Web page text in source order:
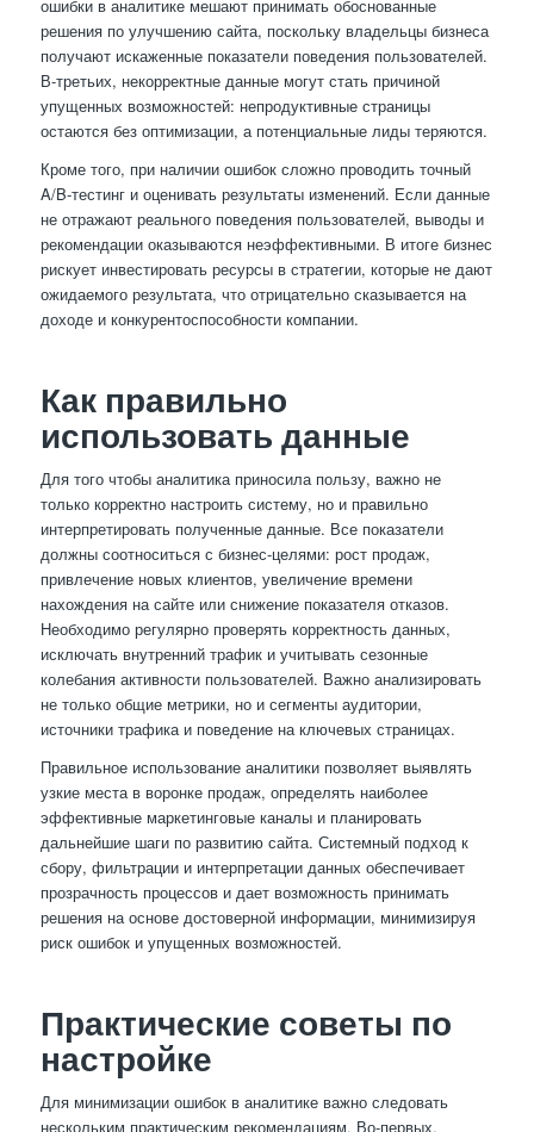
ошибки в аналитике мешают принимать обоснованные
решения по улучшению сайта, поскольку владельцы бизнеса
получают искаженные показатели поведения пользователей.
В-третьих, некорректные данные могут стать причиной
упущенных возможностей: непродуктивные страницы
остаются без оптимизации, а потенциальные лиды теряются.
Кроме того, при наличии ошибок сложно проводить точный
A/B-тестинг и оценивать результаты изменений. Если данные
не отражают реального поведения пользователей, выводы и
рекомендации оказываются неэффективными. В итоге бизнес
рискует инвестировать ресурсы в стратегии, которые не дают
ожидаемого результата, что отрицательно сказывается на
доходе и конкурентоспособности компании.
Как правильно
использовать данные
Для того чтобы аналитика приносила пользу, важно не
только корректно настроить систему, но и правильно
интерпретировать полученные данные. Все показатели
должны соотноситься с бизнес-целями: рост продаж,
привлечение новых клиентов, увеличение времени
нахождения на сайте или снижение показателя отказов.
Необходимо регулярно проверять корректность данных,
исключать внутренний трафик и учитывать сезонные
колебания активности пользователей. Важно анализировать
не только общие метрики, но и сегменты аудитории,
источники трафика и поведение на ключевых страницах.
Правильное использование аналитики позволяет выявлять
узкие места в воронке продаж, определять наиболее
эффективные маркетинговые каналы и планировать
дальнейшие шаги по развитию сайта. Системный подход к
сбору, фильтрации и интерпретации данных обеспечивает
прозрачность процессов и дает возможность принимать
решения на основе достоверной информации, минимизируя
риск ошибок и упущенных возможностей.
Практические советы по
настройке
Для минимизации ошибок в аналитике важно следовать
нескольким практическим рекомендациям. Во-первых,